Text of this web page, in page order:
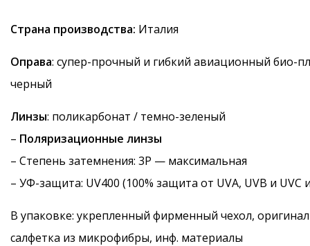
Страна производства: Италия
Оправа: супер-прочный и гибкий авиационный био-
черный
Линзы: поликарбонат / темно-зеленый
– Поляризационные линзы
– Степень затемнения: 3P — максимальная
– УФ-защита: UV400 (100% защита от UVA, UVB и UVC
В упаковке: укрепленный фирменный чехол,
салфетка из микрофибры, инф. материалы